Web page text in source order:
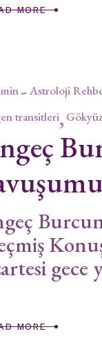
MORE
Astroloji
transitleri
gece
MORE